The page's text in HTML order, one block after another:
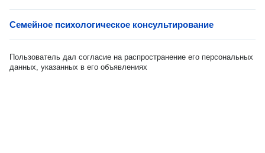
Семейное психологическое консультирование
Пользователь дал согласие на распространение его персональных
данных, указанных в его объявлениях